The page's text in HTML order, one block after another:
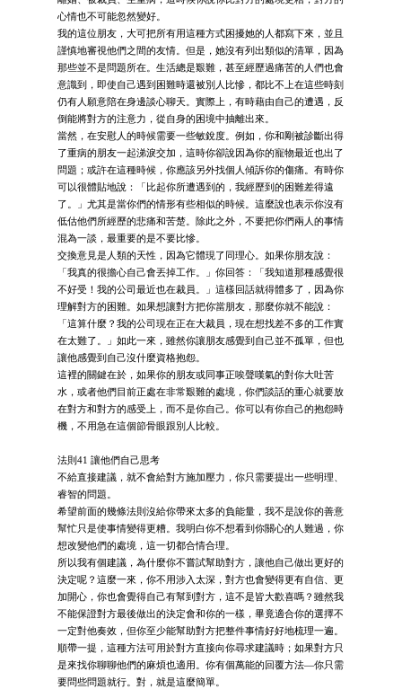
心情也不可能忽然變好。
我的這位朋友，大可把所有用這種方式困擾她的人都寫下來，並且
謹慎地審視他們之間的友情。但是，她沒有列出類似的清單，因為
那些並不是問題所在。生活總是艱難，甚至經歷過痛苦的人們也會
意識到，即使自己遇到困難時還被別人比慘，都比不上在這些時刻
仍有人願意陪在身邊談心聊天。實際上，有時藉由自己的遭遇，反
倒能將對方的注意力，從自身的困境中抽離出來。
當然，在安慰人的時候需要一些敏銳度。例如，你和剛被診斷出得
了重病的朋友一起涕淚交加，這時你卻說因為你的寵物最近也出了
問題；或許在這種時候，你應該另外找個人傾訴你的傷痛。有時你
可以很體貼地說：「比起你所遭遇到的，我經歷到的困難差得遠
了。」尤其是當你們的情形有些相似的時候。這麼說也表示你沒有
低估他們所經歷的悲痛和苦楚。除此之外，不要把你們兩人的事情
混為一談，最重要的是不要比慘。
交換意見是人類的天性，因為它體現了同理心。如果你朋友說：
「我真的很擔心自己會丟掉工作。」你回答：「我知道那種感覺很
不好受！我的公司最近也在裁員。」這樣回話就得體多了，因為你
理解對方的困難。如果想讓對方把你當朋友，那麼你就不能說：
「這算什麼？我的公司現在正在大裁員，現在想找差不多的工作實
在太難了。」如此一來，雖然你讓朋友感覺到自己並不孤單，但也
讓他感覺到自己沒什麼資格抱怨。
這裡的關鍵在於，如果你的朋友或同事正唉聲嘆氣的對你大吐苦
水，或者他們目前正處在非常艱難的處境，你們談話的重心就要放
在對方和對方的感受上，而不是你自己。你可以有你自己的抱怨時
機，不用急在這個節骨眼跟別人比較。
法則41 讓他們自己思考
不給直接建議，就不會給對方施加壓力，你只需要提出一些明理、
睿智的問題。
希望前面的幾條法則沒給你帶來太多的負能量，我不是說你的善意
幫忙只是使事情變得更糟。我明白你不想看到你關心的人難過，你
想改變他們的處境，這一切都合情合理。
所以我有個建議，為什麼你不嘗試幫助對方，讓他自己做出更好的
決定呢？這麼一來，你不用涉入太深，對方也會變得更有自信、更
加開心，你也會覺得自己有幫到對方，這不是皆大歡喜嗎？雖然我
不能保證對方最後做出的決定會和你的一樣，畢竟適合你的選擇不
一定對他奏效，但你至少能幫助對方把整件事情好好地梳理一遍。
順帶一提，這種方法可用於對方直接向你尋求建議時；如果對方只
是來找你聊聊他們的麻煩也適用。你有個萬能的回覆方法—你只需
要問些問題就行。對，就是這麼簡單。